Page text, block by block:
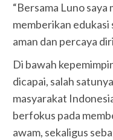
“Bersama Luno
memberikan
aman dan percaya
Di bawah
dicapai, salah
masyarakat
berfokus pada
awam, sekaligus